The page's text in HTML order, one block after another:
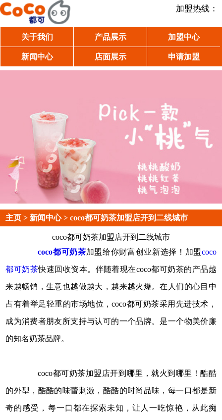
加盟热线：
关于我们 产品展示 加盟中心
新闻中心 店面展示 申请加盟
主页 > 新闻中心> coco都可奶茶加盟店开到二线城市
coco都可奶茶加盟店开到二线城市
coco都可奶茶加盟给你财富创业新选择！加盟coco
都可奶茶快速回收资本。伴随着现在coco都可奶茶的产品越
来越畅销，生意也越做越大，越来越火爆。在人们的心目中
占有着举足轻重的市场地位，coco都可奶茶采用先进技术，
成为消费者朋友所支持与认可的一个品牌。是一个物美价廉
的知名奶茶品牌。
coco都可奶茶加盟店开到哪里，就火到哪里！酷酷
的外型，酷酷的味蕾刺激，酷酷的时尚品味，每一口都是新
奇的感受，每一口都在探索未知，让人一吃惊艳，从此痴